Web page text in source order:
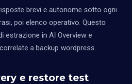
brevi e autonome sotto ogni
poi elenco operativo. Questo
estrazione in AI Overview e
a backup wordpress.
e restore test